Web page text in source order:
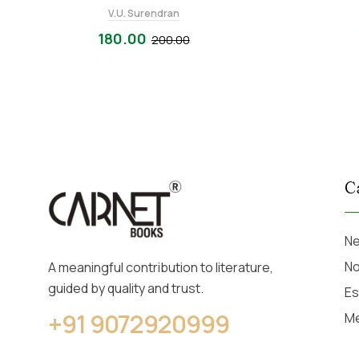
V.U. Surendran
200.00
180.00
A meaningful contribution to literature,
guided by quality and trust.
+91 9072920999